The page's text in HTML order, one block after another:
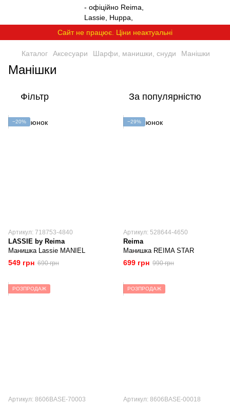
Сайт не працює. Ціни неактуальні
Каталог Аксесуари Шарфи, манишки, снуди Манішки
Манішки
Фільтр За популярністю
−20%
Артикул: 718753-4840
LASSIE by Reima
Манишка Lassie MANIEL
549 грн 690 грн
−29%
Артикул: 528644-4650
Reima
Манишка REIMA STAR
699 грн 990 грн
РОЗПРОДАЖ
Артикул: 8606BASE-70003
РОЗПРОДАЖ
Артикул: 8606BASE-00018